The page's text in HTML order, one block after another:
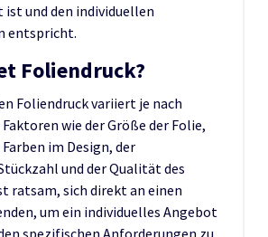
und den individuellen
entspricht.
Foliendruck?
Foliendruck variiert je nach
wie der Größe der Folie,
im Design, der
und der Qualität des
ratsam, sich direkt an einen
um ein individuelles Angebot
spezifischen Anforderungen zu